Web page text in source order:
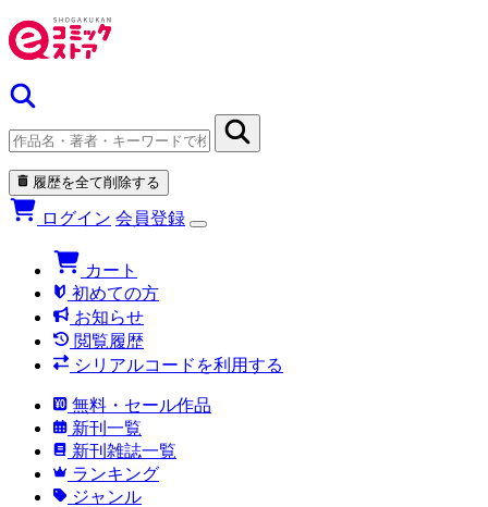
履歴を全て削除する
ログイン 会員登録
カート
初めての方
お知らせ
閲覧履歴
シリアルコードを利用する
無料・セール作品
新刊一覧
新刊雑誌一覧
ランキング
ジャンル